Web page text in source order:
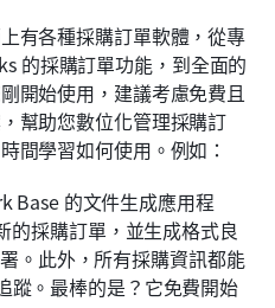
上有各種採購訂單軟體，從專
的採購訂單功能，到全面的
開始使用，建議考慮免費且
幫助您數位化管理採購訂
間學習如何使用。例如：
Base 的文件生成應用程
的採購訂單，並生成格式良
。此外，所有採購資訊都能
蹤。最棒的是？它免費開始